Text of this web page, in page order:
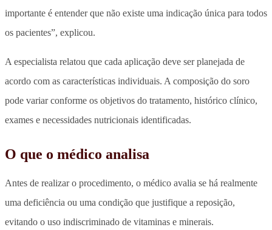
importante é entender que não existe uma indicação única para todos
os pacientes”, explicou.
A especialista relatou que cada aplicação deve ser planejada de
acordo com as características individuais. A composição do soro
pode variar conforme os objetivos do tratamento, histórico clínico,
exames e necessidades nutricionais identificadas.
O que o médico analisa
Antes de realizar o procedimento, o médico avalia se há realmente
uma deficiência ou uma condição que justifique a reposição,
evitando o uso indiscriminado de vitaminas e minerais.